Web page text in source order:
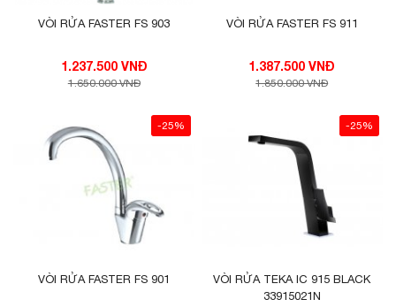
VÒI RỬA FASTER FS 903
1.237.500 VNĐ
1.650.000 VNĐ
VÒI RỬA FASTER FS 911
1.387.500 VNĐ
1.850.000 VNĐ
-25%
VÒI RỬA FASTER FS 901
-25%
VÒI RỬA TEKA IC 915 BLACK
33915021N